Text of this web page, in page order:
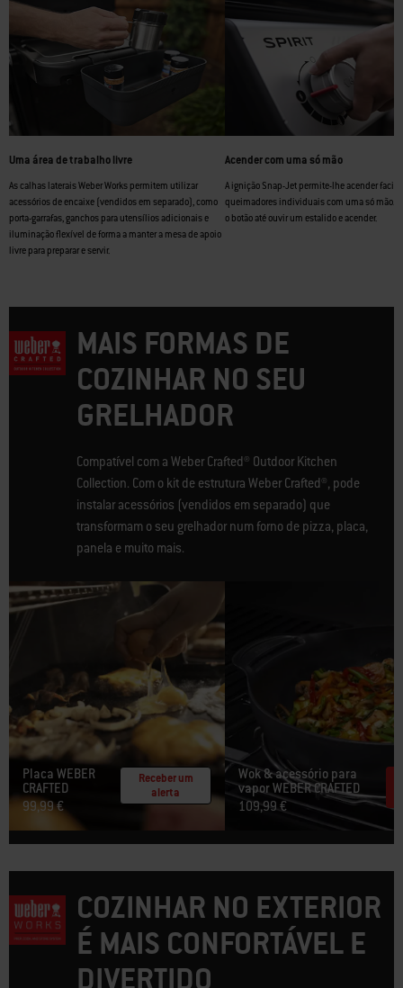
Uma área de trabalho livre
As calhas laterais Weber Works permitem utilizar
acessórios de encaixe (vendidos em separado), como
porta-garrafas, ganchos para utensílios adicionais e
iluminação flexível de forma a manter a mesa de apoio
livre para preparar e servir.
Acender com uma só mão
A ignição Snap-Jet permite-lhe acender
queimadores individuais com uma só mão.
o botão até ouvir um estalido e acender.
MAIS FORMAS DE
COZINHAR NO SEU
GRELHADOR
Compatível com a Weber Crafted® Outdoor Kitchen
Collection. Com o kit de estrutura Weber Crafted®, pode
instalar acessórios (vendidos em separado) que
transformam o seu grelhador num forno de pizza, placa,
panela e muito mais.
Placa WEBER
CRAFTED
99,99 €
Receber um
alerta
Wok & acessório para
vapor WEBER CRAFTED
109,99 €
COZINHAR NO EXTERIOR
É MAIS CONFORTÁVEL E
DIVERTIDO